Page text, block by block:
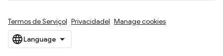
Termos de Serviço Privacidade Manage cookies